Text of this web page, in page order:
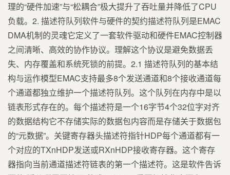
理的“硬件加速”与“松耦合”极大提升了吞吐量并降低了CPU
负载。2. 描述符队列软件与硬件的契约描述符队列是EMAC
DMA机制的灵魂它定义了一套软件驱动和硬件EMAC控制器
之间清晰、高效的协作协议。理解这个协议是避免数据丢
失、内存覆盖和系统死锁的前提。2.1 描述符队列的基本结
构与运作模型EMAC支持最多8个发送通道和8个接收通道每
个通道都独立维护一个描述符队列。这个队列在内存中是以
链表形式存在的。每个描述符是一个16字节4个32位字对齐
的数据结构它不存储实际的数据包内容而是存储关于数据包
的“元数据”。关键寄存器头描述符指针HDP每个通道都有一
个对应的TXnHDP发送或RXnHDP接收寄存器。这个寄存
器指向当前通道描述符链表的第一个描述符。这是软件告诉